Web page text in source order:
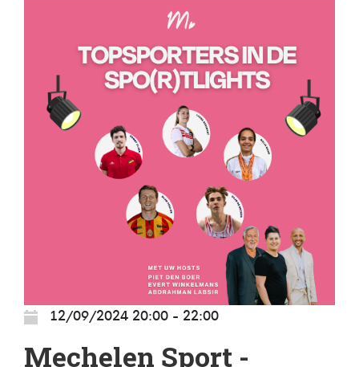
12/09/2024 20:00 - 22:00
Mechelen Sport -